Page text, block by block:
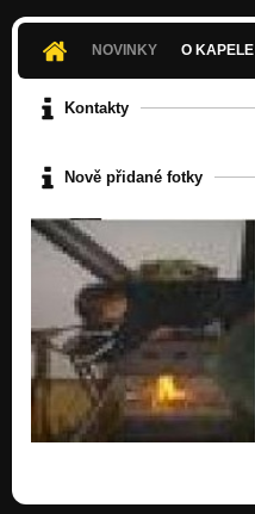
NOVINKY O KAPELE
Kontakty
Nově přidané fotky